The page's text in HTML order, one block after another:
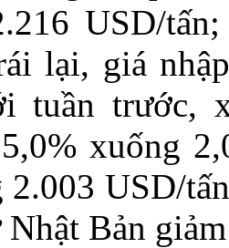
USD/
lại, giá
tuần trước,
xuống
2.003 USD/
Bản